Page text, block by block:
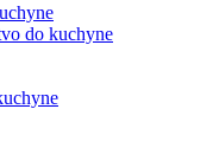
do kuchyne